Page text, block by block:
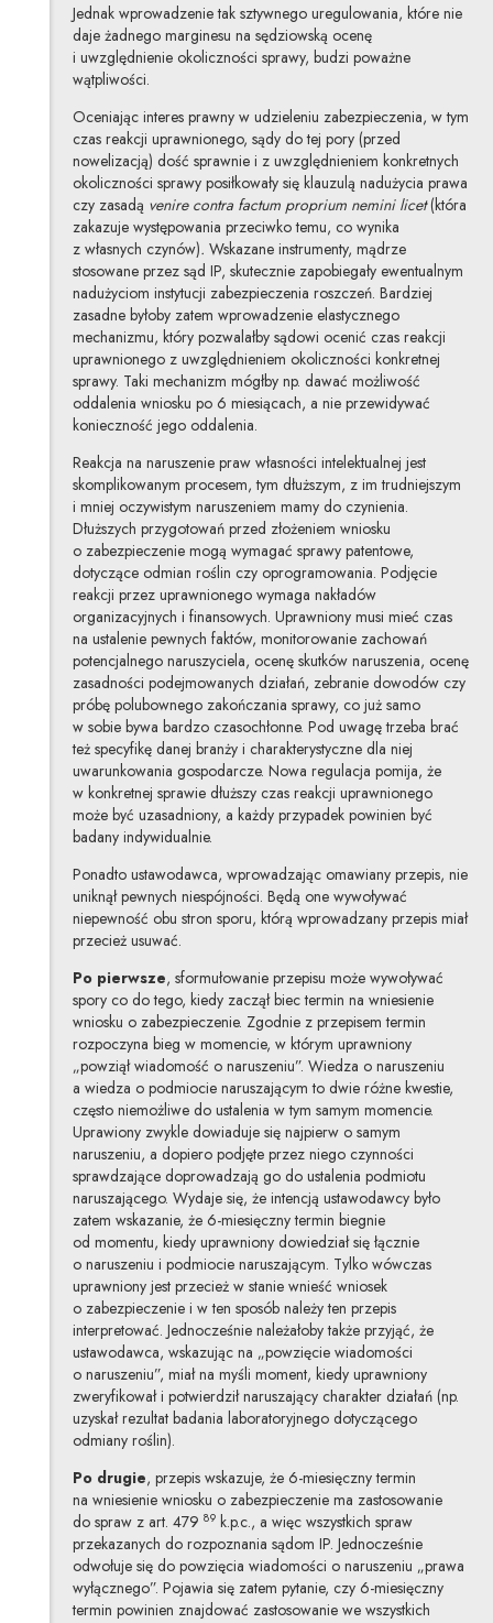
Jednak wprowadzenie tak sztywnego uregulowania, które nie
daje żadnego marginesu na sędziowską ocenę
i uwzględnienie okoliczności sprawy, budzi poważne
wątpliwości.
Oceniając interes prawny w udzieleniu zabezpieczenia, w tym
czas reakcji uprawnionego, sądy do tej pory (przed
nowelizacją) dość sprawnie i z uwzględnieniem konkretnych
okoliczności sprawy posiłkowały się klauzulą nadużycia prawa
czy zasadą venire contra factum proprium nemini licet(która
zakazuje występowania przeciwko temu, co wynika
z własnych czynów). Wskazane instrumenty, mądrze
stosowane przez sąd IP, skutecznie zapobiegały ewentualnym
nadużyciom instytucji zabezpieczenia roszczeń. Bardziej
zasadne byłoby zatem wprowadzenie elastycznego
mechanizmu, który pozwalałby sądowi ocenić czas reakcji
uprawnionego z uwzględnieniem okoliczności konkretnej
sprawy. Taki mechanizm mógłby np. dawać możliwość
oddalenia wniosku po 6 miesiącach, a nie przewidywać
konieczność jego oddalenia.
Reakcja na naruszenie praw własności intelektualnej jest
skomplikowanym procesem, tym dłuższym, z im trudniejszym
i mniej oczywistym naruszeniem mamy do czynienia.
Dłuższych przygotowań przed złożeniem wniosku
o zabezpieczenie mogą wymagać sprawy patentowe,
dotyczące odmian roślin czy oprogramowania. Podjęcie
reakcji przez uprawnionego wymaga nakładów
organizacyjnych i finansowych. Uprawniony musi mieć czas
na ustalenie pewnych faktów, monitorowanie zachowań
potencjalnego naruszyciela, ocenę skutków naruszenia, ocenę
zasadności podejmowanych działań, zebranie dowodów czy
próbę polubownego zakończania sprawy, co już samo
w sobie bywa bardzo czasochłonne. Pod uwagę trzeba brać
też specyfikę danej branży i charakterystyczne dla niej
uwarunkowania gospodarcze. Nowa regulacja pomija, że
w konkretnej sprawie dłuższy czas reakcji uprawnionego
może być uzasadniony, a każdy przypadek powinien być
badany indywidualnie.
Ponadto ustawodawca, wprowadzając omawiany przepis, nie
uniknął pewnych niespójności. Będą one wywoływać
niepewność obu stron sporu, którą wprowadzany przepis miał
przecież usuwać.
Po pierwsze, sformułowanie przepisu może wywoływać
spory co do tego, kiedy zaczął biec termin na wniesienie
wniosku o zabezpieczenie. Zgodnie z przepisem termin
rozpoczyna bieg w momencie, w którym uprawniony
„powziął wiadomość o naruszeniu”. Wiedza o naruszeniu
a wiedza o podmiocie naruszającym to dwie różne kwestie,
często niemożliwe do ustalenia w tym samym momencie.
Uprawiony zwykle dowiaduje się najpierw o samym
naruszeniu, a dopiero podjęte przez niego czynności
sprawdzające doprowadzają go do ustalenia podmiotu
naruszającego. Wydaje się, że intencją ustawodawcy było
zatem wskazanie, że 6-miesięczny termin biegnie
od momentu, kiedy uprawniony dowiedział się łącznie
o naruszeniu i podmiocie naruszającym. Tylko wówczas
uprawniony jest przecież w stanie wnieść wniosek
o zabezpieczenie i w ten sposób należy ten przepis
interpretować. Jednocześnie należałoby także przyjąć, że
ustawodawca, wskazując na „powzięcie wiadomości
o naruszeniu”, miał na myśli moment, kiedy uprawniony
zweryfikował i potwierdził naruszający charakter działań (np.
uzyskał rezultat badania laboratoryjnego dotyczącego
odmiany roślin).
Po drugie, przepis wskazuje, że 6-miesięczny termin
na wniesienie wniosku o zabezpieczenie ma zastosowanie
do spraw z art. 479 89k.p.c., a więc wszystkich spraw
przekazanych do rozpoznania sądom IP. Jednocześnie
odwołuje się do powzięcia wiadomości o naruszeniu „prawa
wyłącznego”. Pojawia się zatem pytanie, czy 6-miesięczny
termin powinien znajdować zastosowanie we wszystkich